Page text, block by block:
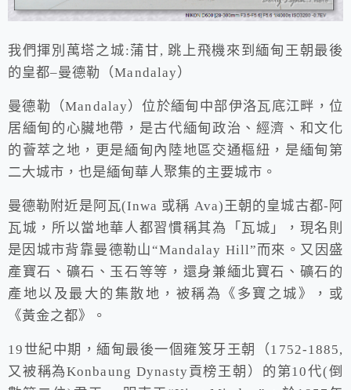
我們揮別萬塔之城:蒲甘, 跳上飛機來到緬甸王朝最後
的皇都–曼德勒（Mandalay）
曼德勒（Mandalay）位於緬甸中部伊洛瓦底江畔，位
居緬甸的心臟地帶，是古代緬甸政治、經濟、和文化
的薈萃之地，更是緬甸內陸地區交通樞紐，是緬甸第
二大城市，也是緬甸華人聚集的主要城市。
曼德勒附近是阿瓦(Inwa 或稱 Ava)王朝的皇城古都-阿
瓦城，所以當地華人都習慣稱其為「瓦城」，現名則
是因城市背靠曼德勒山“Mandalay Hill”而來。又因盛
產寶石、礦石、玉石等等，還身兼緬北寶石、礦石的
產地以及最大的集散地，被稱為《多寶之城》，或
《黃金之都》。
19世紀中期，緬甸最後一個雍笈牙王朝（1752-1885,
又被稱為Konbaung Dynasty貢榜王朝）的第10代(倒